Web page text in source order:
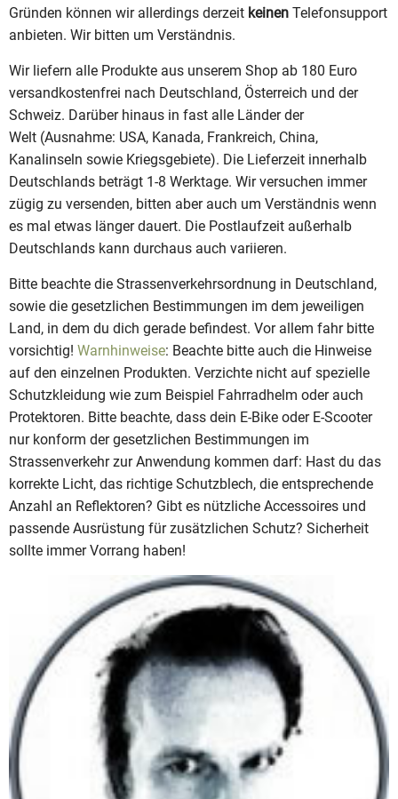
Gründen können wir allerdings derzeit keinen Telefonsupport
anbieten. Wir bitten um Verständnis.
Wir liefern alle Produkte aus unserem Shop ab 180 Euro
versandkostenfrei nach Deutschland, Österreich und der
Schweiz. Darüber hinaus in fast alle Länder der
Welt (Ausnahme: USA, Kanada, Frankreich, China,
Kanalinseln sowie Kriegsgebiete). Die Lieferzeit innerhalb
Deutschlands beträgt 1-8 Werktage. Wir versuchen immer
zügig zu versenden, bitten aber auch um Verständnis wenn
es mal etwas länger dauert. Die Postlaufzeit außerhalb
Deutschlands kann durchaus auch variieren.
Bitte beachte die Strassenverkehrsordnung in Deutschland,
sowie die gesetzlichen Bestimmungen im dem jeweiligen
Land, in dem du dich gerade befindest. Vor allem fahr bitte
vorsichtig! Warnhinweise: Beachte bitte auch die Hinweise
auf den einzelnen Produkten. Verzichte nicht auf spezielle
Schutzkleidung wie zum Beispiel Fahrradhelm oder auch
Protektoren. Bitte beachte, dass dein E-Bike oder E-Scooter
nur konform der gesetzlichen Bestimmungen im
Strassenverkehr zur Anwendung kommen darf: Hast du das
korrekte Licht, das richtige Schutzblech, die entsprechende
Anzahl an Reflektoren? Gibt es nützliche Accessoires und
passende Ausrüstung für zusätzlichen Schutz? Sicherheit
sollte immer Vorrang haben!